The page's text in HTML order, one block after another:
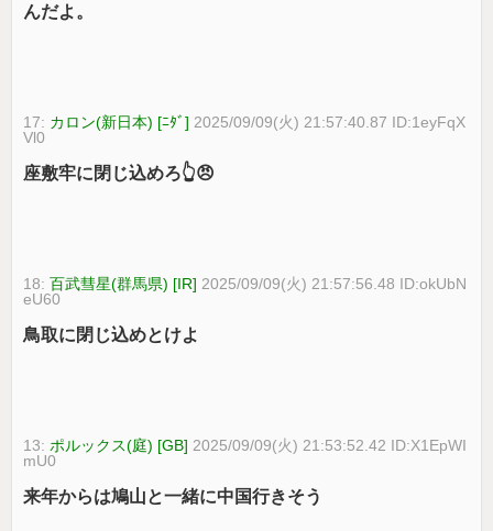
んだよ。
17: カロン(新日本) [ﾆﾀﾞ] 2025/09/09(火) 21:57:40.87 ID:1eyFqX
Vl0
座敷牢に閉じ込めろ👆😠
18:百武彗星(群馬県) [IR] 2025/09/09(火) 21:57:56.48 ID:okUbN
eU60
鳥取に閉じ込めとけよ
13: ポルックス(庭) [GB] 2025/09/09(火) 21:53:52.42 ID:X1EpWI
mU0
来年からは鳩山と一緒に中国行きそう